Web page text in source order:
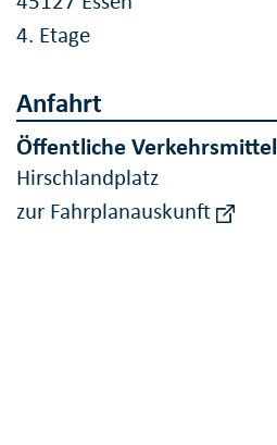
4. Etage
Anfahrt
Öffentliche Verkehrsmittel
Hirschlandplatz
zur Fahrplanauskunft